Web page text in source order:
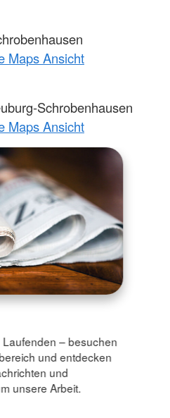
Maps Ansicht
Schrobenhausen
Maps Ansicht
– besuchen
und entdecken
und
unsere Arbeit.